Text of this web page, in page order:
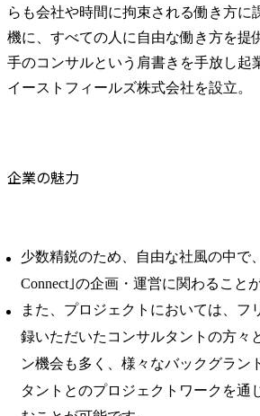
らも会社や時間に拘束される働き方に
機に、すべての人に自由な働き方を提
手のコンサルという肩書きを手放し起
イーストフィールズ株式会社を設立。
企業の魅力
少数精鋭のため、自由な社風の中で
Connect｣の企画・運営に関わること
また、プロジェクトにおいては、フ
録いただいたコンサルタントの方々
ン機会も多く、様々なバックグラン
タントとのプロジェクトワークを通